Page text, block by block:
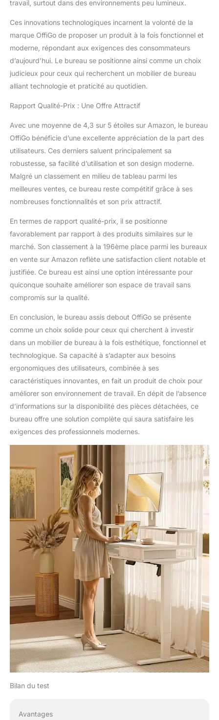
unique pour le bureau,
l'étude et le
divertissement. Gestion
des Câbles Cachée :
l'arrière de la table est
équipé d'un chemin de
câbles caché, qui peut
stocker les câbles de
divers appareils
bureau bien rangé et
évitant l'encombrement
des câbles. Installation
Facile : les instructions
avec images et texte
fournissent des
instructions détaillées
pour les étapes
d'installation. Même si
expérience en
installation, l'assemblage
peut être réalisé
facilement. La
structure en acier facilite
l’installation. En même
d'outils d'installation, et
chaque accessoire
possède une étiquette
claire afin que vous
puissiez facilement
terminer l'assemblage de
la table élévatrice.
travail, surtout dans des environnements peu lumineux.
Ces innovations technologiques incarnent la volonté de la
marque OffiGo de proposer un produit à la fois fonctionnel et
moderne, répondant aux exigences des consommateurs
d’aujourd’hui. Le bureau se positionne ainsi comme un choix
judicieux pour ceux qui recherchent un mobilier de bureau
alliant technologie et praticité au quotidien.
Rapport Qualité-Prix : Une Offre Attractif
Avec une moyenne de 4,3 sur 5 étoiles sur Amazon, le bureau
OffiGo bénéficie d’une excellente appréciation de la part des
utilisateurs. Ces derniers saluent principalement sa
robustesse, sa facilité d’utilisation et son design moderne.
Malgré un classement en milieu de tableau parmi les
meilleures ventes, ce bureau reste compétitif grâce à ses
nombreuses fonctionnalités et son prix attractif.
En termes de rapport qualité-prix, il se positionne
favorablement par rapport à des produits similaires sur le
marché. Son classement à la 196ème place parmi les bureaux
en vente sur Amazon reflète une satisfaction client notable et
justifiée. Ce bureau est ainsi une option intéressante pour
quiconque souhaite améliorer son espace de travail sans
compromis sur la qualité.
En conclusion, le bureau assis debout OffiGo se présente
comme un choix solide pour ceux qui cherchent à investir
dans un mobilier de bureau à la fois esthétique, fonctionnel et
technologique. Sa capacité à s’adapter aux besoins
ergonomiques des utilisateurs, combinée à ses
caractéristiques innovantes, en fait un produit de choix pour
améliorer son environnement de travail. En dépit de l’absence
d’informations sur la disponibilité des pièces détachées, ce
bureau offre une solution complète qui saura satisfaire les
exigences des professionnels modernes.
Bilan du test
Avantages